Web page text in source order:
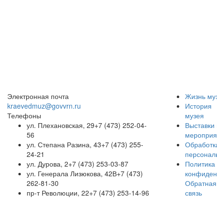
Электронная почта
kraevedmuz@govvrn.ru
Телефоны
ул. Плехановская, 29+7 (473) 252-04-
56
ул. Степана Разина, 43+7 (473) 255-
24-21
ул. Дурова, 2+7 (473) 253-03-87
ул. Генерала Лизюкова, 42В+7 (473)
262-81-30
пр-т Революции, 22+7 (473) 253-14-96
Жизнь
История
музея
Выставки
Политика
Обратная
связь